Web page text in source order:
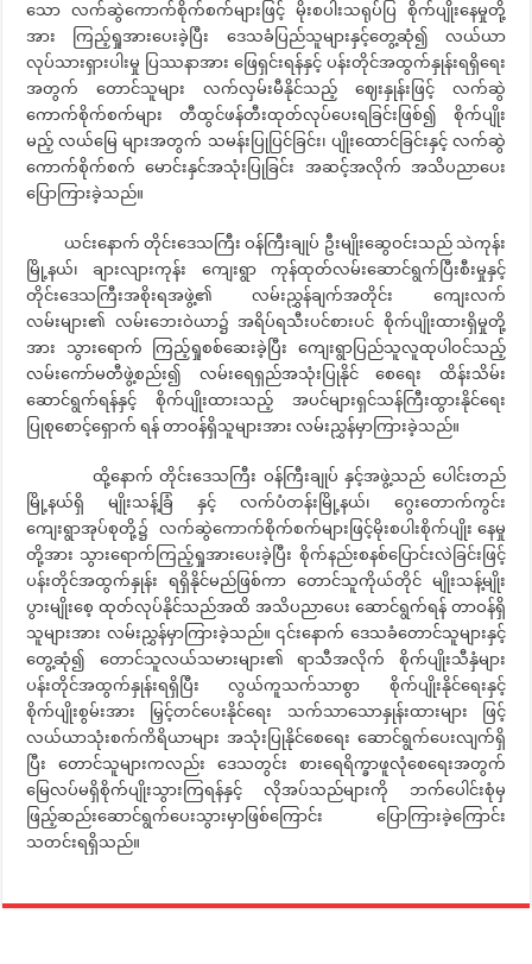
သော လက်ဆွဲကောက်စိုက်စက်များဖြင့် မိုးစပါးသရုပ်ပြ စိုက်ပျိုးနေမှုတို့
အား ကြည့်ရှုအားပေးခဲ့ပြီး ဒေသခံပြည်သူများနှင့်တွေ့ဆုံ၍ လယ်ယာ
လုပ်သားရှားပါးမှု ပြဿနာအား ဖြေရှင်းရန်နှင့် ပန်းတိုင်အထွက်နှုန်းရရှိရေး
အတွက် တောင်သူများ လက်လှမ်းမီနိုင်သည့် ဈေးနှုန်းဖြင့် လက်ဆွဲ
ကောက်စိုက်စက်များ တီထွင်ဖန်တီးထုတ်လုပ်ပေးရခြင်းဖြစ်၍ စိုက်ပျိုး
မည့် လယ်မြေ များအတွက် သမန်းပြုပြင်ခြင်း၊ ပျိုးထောင်ခြင်းနှင့် လက်ဆွဲ
ကောက်စိုက်စက် မောင်းနှင်အသုံးပြုခြင်း အဆင့်အလိုက် အသိပညာပေး
ပြောကြားခဲ့သည်။
ယင်းနောက် တိုင်းဒေသကြီး ဝန်ကြီးချုပ် ဦးမျိုးဆွေဝင်းသည် သဲကုန်း
မြို့နယ်၊ ချားလျားကုန်း ကျေးရွာ ကုန်ထုတ်လမ်းဆောင်ရွက်ပြီးစီးမှုနှင့်
တိုင်းဒေသကြီးအစိုးရအဖွဲ့၏ လမ်းညွှန်ချက်အတိုင်း ကျေးလက်
လမ်းများ၏ လမ်းဘေးဝဲယာ၌ အရိပ်ရသီးပင်စားပင် စိုက်ပျိုးထားရှိမှုတို့
အား သွားရောက် ကြည့်ရှုစစ်ဆေးခဲ့ပြီး ကျေးရွာပြည်သူလူထုပါဝင်သည့်
လမ်းကော်မတီဖွဲ့စည်း၍ လမ်းရေရှည်အသုံးပြုနိုင် စေရေး ထိန်းသိမ်း
ဆောင်ရွက်ရန်နှင့် စိုက်ပျိုးထားသည့် အပင်များရှင်သန်ကြီးထွားနိုင်ရေး
ပြုစုစောင့်ရှောက် ရန် တာဝန်ရှိသူများအား လမ်းညွှန်မှာကြားခဲ့သည်။
ထို့နောက် တိုင်းဒေသကြီး ဝန်ကြီးချုပ် နှင့်အဖွဲ့သည် ပေါင်းတည်
မြို့နယ်ရှိ မျိုးသန့်ခြံ နှင့် လက်ပံတန်းမြို့နယ်၊ ဂွေးတောက်ကွင်း
ကျေးရွာအုပ်စုတို့၌ လက်ဆွဲကောက်စိုက်စက်များဖြင့်မိုးစပါးစိုက်ပျိုး နေမှု
တို့အား သွားရောက်ကြည့်ရှုအားပေးခဲ့ပြီး စိုက်နည်းစနစ်ပြောင်းလဲခြင်းဖြင့်
ပန်းတိုင်အထွက်နှုန်း ရရှိနိုင်မည်ဖြစ်ကာ တောင်သူကိုယ်တိုင် မျိုးသန့်မျိုး
ပွားမျိုးစေ့ ထုတ်လုပ်နိုင်သည်အထိ အသိပညာပေး ဆောင်ရွက်ရန် တာဝန်ရှိ
သူများအား လမ်းညွှန်မှာကြားခဲ့သည်။ ၎င်းနောက် ဒေသခံတောင်သူများနှင့်
တွေ့ဆုံ၍ တောင်သူလယ်သမားများ၏ ရာသီအလိုက် စိုက်ပျိုးသီနှံများ
ပန်းတိုင်အထွက်နှုန်းရရှိပြီး လွယ်ကူသက်သာစွာ စိုက်ပျိုးနိုင်ရေးနှင့်
စိုက်ပျိုးစွမ်းအား မြှင့်တင်ပေးနိုင်ရေး သက်သာသောနှုန်းထားများ ဖြင့်
လယ်ယာသုံးစက်ကိရိယာများ အသုံးပြုနိုင်စေရေး ဆောင်ရွက်ပေးလျက်ရှိ
ပြီး တောင်သူများကလည်း ဒေသတွင်း စားရေရိက္ခာဖူလုံစေရေးအတွက်
မြေလပ်မရှိစိုက်ပျိုးသွားကြရန်နှင့် လိုအပ်သည်များကို ဘက်ပေါင်းစုံမှ
ဖြည့်ဆည်းဆောင်ရွက်ပေးသွားမှာဖြစ်ကြောင်း ပြောကြားခဲ့ကြောင်း
သတင်းရရှိသည်။